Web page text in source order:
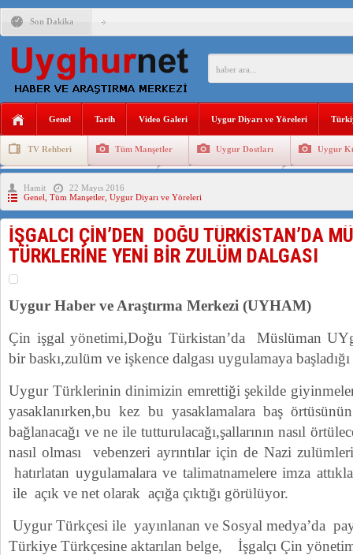
Son Dakika
ÇİN’İN “GÜVENLİK”SÖYLEMİ İLE DOĞU TÜRKİSTAN’DA
ANAHTAR PARTİ GENEL BAŞKANI AĞIRALİOĞLU :
DİYANET AKADEMİSİ BAŞKANI DOÇ.DR.KAAN : DOĞU
150 YILDIR KAYNAYAN YARAMIZ : ÇİN İŞGALİNDEKİ
ÇİN’İN UYGUR POLİTİKALARINI ÖVEN DİYANET
Genel Tarih Video Galeri Uygur Diyarı ve Yöreleri
TV Rehberi Tüm Manşetler Uygur Dostları Uygur
Uygurlarda Düğün ve Cenaze
Hamit
22 Mayıs 2016
Genel Tüm Manşetler Uygur Diyarı ve Yöreleri
İŞGALCI ÇİN’DEN DOĞU TÜRKİSTAN’DA
TÜRKLERİNE YENİ BİR ZULÜM DALGASI
Uygur Haber ve Araştırma Merkezi (UYHAM)
Çin işgal yönetimi,Doğu Türkistan’da Müslüman
bir baskı,zulüm ve işkence dalgası uygulamaya
Uygur Türklerinin dinimizin emrettiği şekilde
yasaklanırken,bu kez bu yasaklamalara baş
bağlanacağı ve ne ile tutturulacağı,şallarının nasıl
nasıl olması vebenzeri ayrıntılar için de Nazi
hatırlatan uygulamalara ve talimatnamelere imza
ile açık ve net olarak açığa çıktığı görülüyor.
Uygur Türkçesi ile yayınlanan ve Sosyal medya’da
Türkiye Türkçesine aktarılan belge, İşgalçı Çin